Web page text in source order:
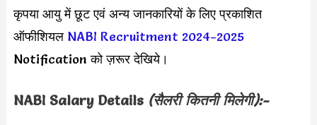
कृपया आयु में छूट एवं अन्य जानकारियों के लिए प्रकाशित
ऑफीशियल NABI Recruitment 2024-2025
Notification को ज़रूर देखिये।
NABI Salary Details (सैलरी कितनी मिलेगी):-